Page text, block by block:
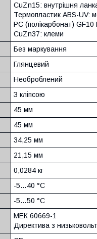
CuZn15: внутрішня
Термопластик ABS-UV:
PC (полікарбонат)
CuZn37: клеми
Без маркування
Глянцевий
Необроблений
З кліпсою
45 мм
45 мм
34,25 мм
21,15 мм
0,0284 кг
-5…40 °C
-5…50 °C
МЕК 60669-1
Директива з